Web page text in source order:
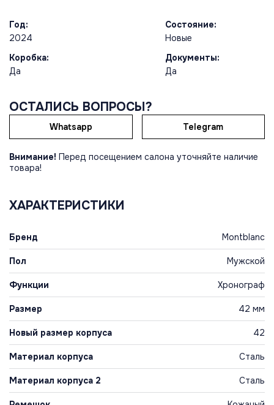
Год:
2024
Состояние:
Новые
Коробка:
Да
Документы:
Да
ОСТАЛИСЬ ВОПРОСЫ?
Whatsapp Telegram
Внимание! Перед посещением салона уточняйте наличие
товара!
ХАРАКТЕРИСТИКИ
Бренд Montblanc
Пол Мужской
Функции Хронограф
Размер 42 мм
Новый размер корпуса 42
Материал корпуса Сталь
Материал корпуса 2 Сталь